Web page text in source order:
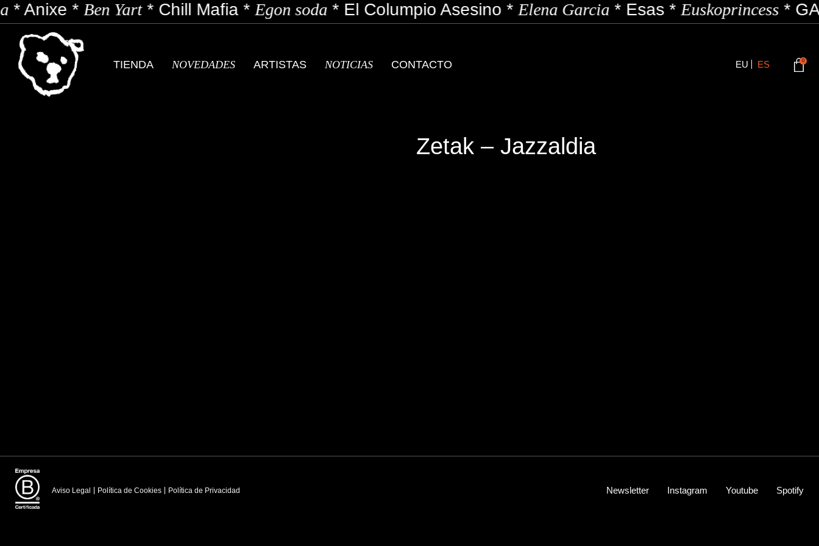
*Anixe*Ben Yart*Chill Mafia*Egon soda*El Columpio Asesino*Elena Garcia*Esas*Euskoprincess*
TIENDA NOVEDADES ARTISTAS NOTICIAS CONTACTO EU ES 0
Zetak – Jazzaldia
Aviso Legal Política de Cookies Política de Privacidad Newsletter Instagram Youtube Spotify